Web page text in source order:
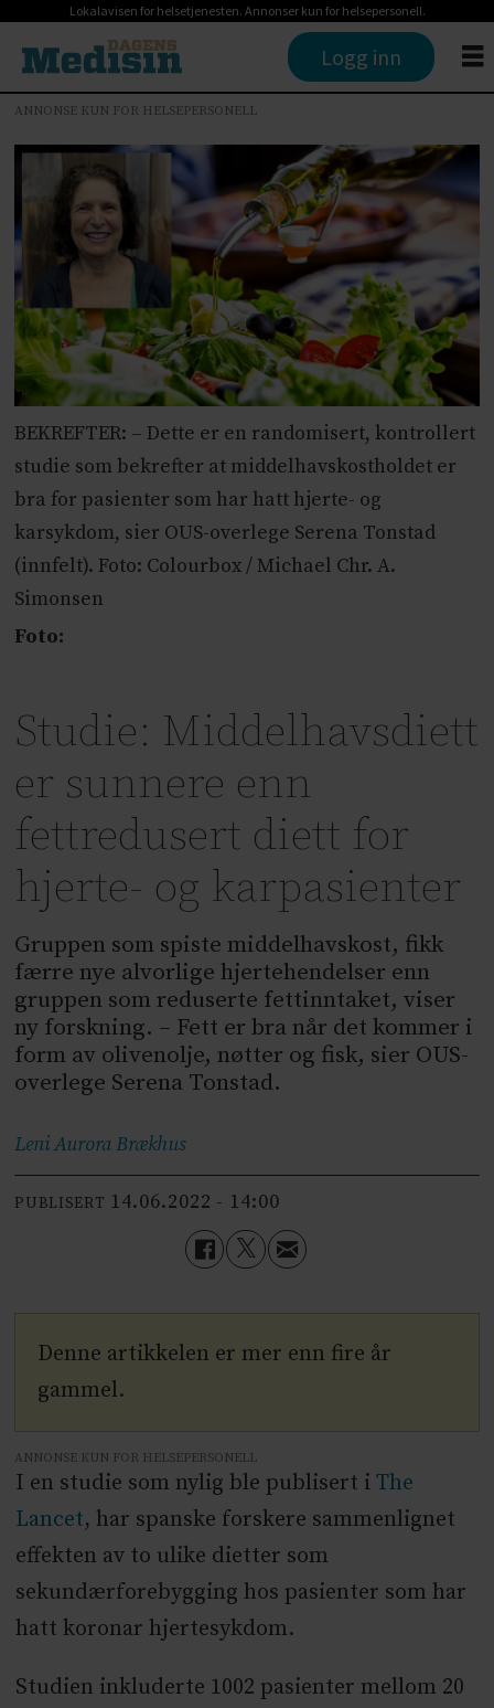
Lokalavisen for helsetjenesten. Annonser kun for helsepersonell.
Logg inn
ANNONSE KUN FOR HELSEPERSONELL
BEKREFTER: – Dette er en randomisert, kontrollert
studie som bekrefter at middelhavskostholdet er
bra for pasienter som har hatt hjerte- og
karsykdom, sier OUS-overlege Serena Tonstad
(innfelt). Foto: Colourbox / Michael Chr. A.
Simonsen
Foto:
Studie: Middelhavsdiett
er sunnere enn
fettredusert diett for
hjerte- og karpasienter
Gruppen som spiste middelhavskost, fikk
færre nye alvorlige hjertehendelser enn
gruppen som reduserte fettinntaket, viser
ny forskning. – Fett er bra når det kommer i
form av olivenolje, nøtter og fisk, sier OUS-
overlege Serena Tonstad.
Leni AuroraBrækhus
PUBLISERT 14.06.2022 - 14:00
Denne artikkelen er mer enn fire år
gammel.
ANNONSE KUN FOR HELSEPERSONELL
I en studie som nylig ble publisert i The
Lancet, har spanske forskere sammenlignet
effekten av to ulike dietter som
sekundærforebygging hos pasienter som har
hatt koronar hjertesykdom.
Studien inkluderte 1002 pasienter mellom 20